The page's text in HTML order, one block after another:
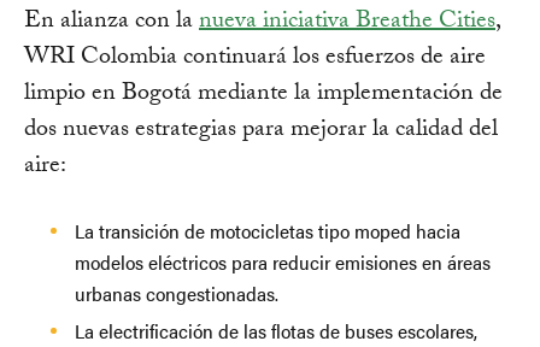
En alianza con lanueva iniciativa Breathe Cities,
WRI Colombia continuará los esfuerzos de aire
limpio en Bogotá mediante la implementación de
dos nuevas estrategias para mejorar la calidad del
aire:
La transición de motocicletas tipo moped hacia
modelos eléctricos para reducir emisiones en áreas
urbanas congestionadas.
La electrificación de las flotas de buses escolares,